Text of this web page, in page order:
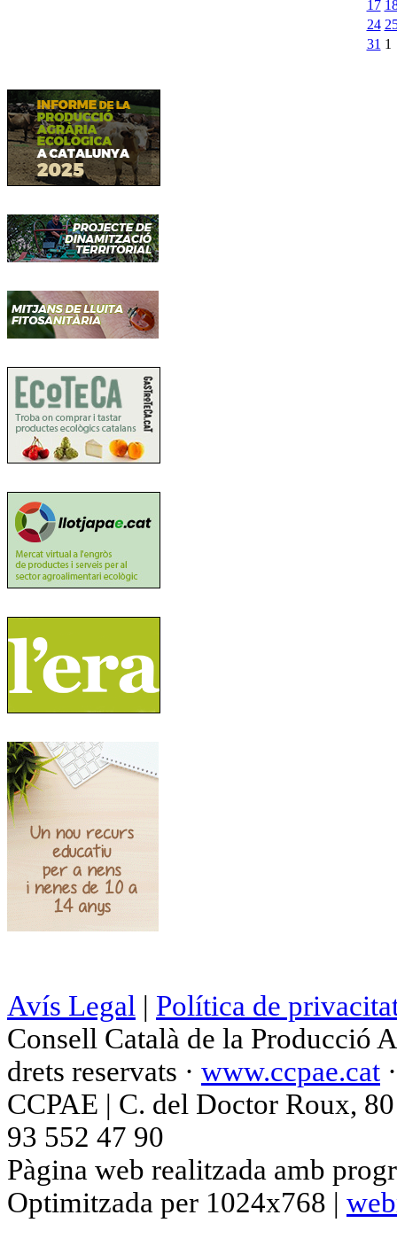
17
24
31 1
Avís Legal | Política de
Consell Català de la Producció
drets reservats · www.ccpae.cat
CCPAE | C. del Doctor Roux,
93 552 47 90
Pàgina web realitzada amb
Optimitzada per 1024x768 |